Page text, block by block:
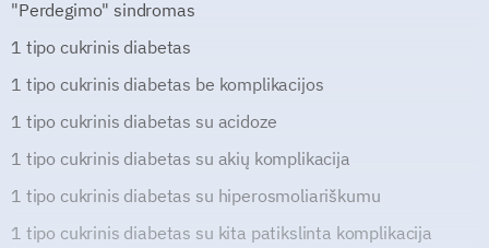
"Perdegimo" sindromas
1 tipo cukrinis diabetas
1 tipo cukrinis diabetas be komplikacijos
1 tipo cukrinis diabetas su acidoze
1 tipo cukrinis diabetas su akių komplikacija
1 tipo cukrinis diabetas su hiperosmoliariškumu
1 tipo cukrinis diabetas su kita patikslinta komplikacija